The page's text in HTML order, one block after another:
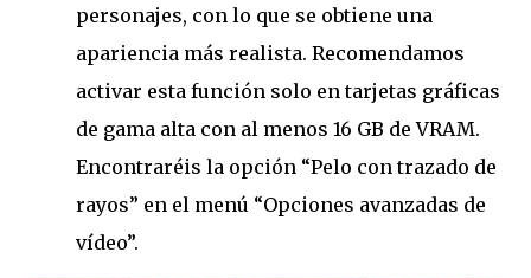
personajes, con lo que se obtiene una
apariencia más realista. Recomendamos
activar esta función solo en tarjetas gráficas
de gama alta con al menos 16 GB de VRAM.
Encontraréis la opción “Pelo con trazado de
rayos” en el menú “Opciones avanzadas de
vídeo”.